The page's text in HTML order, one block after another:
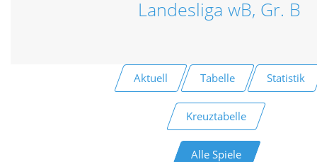
Landesliga wB, Gr. B
Aktuell Tabelle Statistik
Kreuztabelle
Alle Spiele